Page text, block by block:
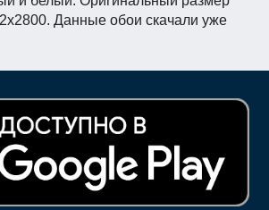
Данные обои скачали уже